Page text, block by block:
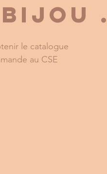
Bijou
le catalogue
au CSE